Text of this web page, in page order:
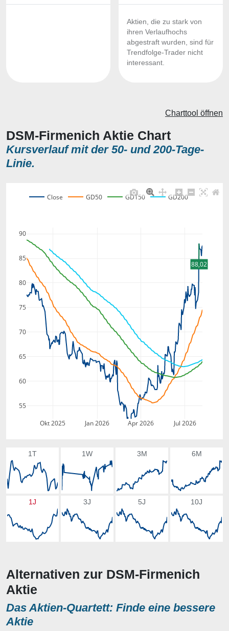
Aktien, die zu stark von
ihren Verlaufhochs
abgestraft wurden, sind für
Trendfolge-Trader nicht
interessant.
DSM-Firmenich Aktie Chart
Kursverlauf mit der 50- und 200-Tage-
Linie.
Charttool öffnen
Okt 2025 Jan 2026 Apr 2026 Jul 2026
55
60
65
70
75
80
85
90
Close GD50 GD150 GD200
88,02
1T 1W 3M 6M
1J 3J 5J 10J
Alternativen zur DSM-Firmenich
Aktie
Das Aktien-Quartett: Finde eine bessere
Aktie